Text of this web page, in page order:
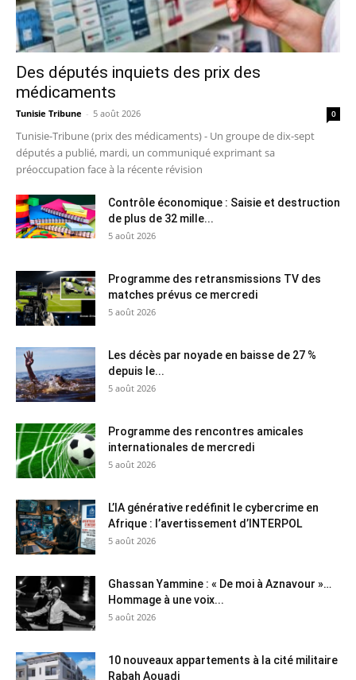
Des députés inquiets des prix des
médicaments
Tunisie Tribune - 5 août 2026 0
Tunisie-Tribune (prix des médicaments) - Un groupe de dix-sept
députés a publié, mardi, un communiqué exprimant sa
préoccupation face à la récente révision
Contrôle économique : Saisie et destruction
de plus de 32 mille...
5 août 2026
Programme des retransmissions TV des
matches prévus ce mercredi
5 août 2026
Les décès par noyade en baisse de 27 %
depuis le...
5 août 2026
Programme des rencontres amicales
internationales de mercredi
5 août 2026
L’IA générative redéfinit le cybercrime en
Afrique : l’avertissement d’INTERPOL
5 août 2026
Ghassan Yammine : « De moi à Aznavour »…
Hommage à une voix...
5 août 2026
10 nouveaux appartements à la cité militaire
Rabah Aouadi